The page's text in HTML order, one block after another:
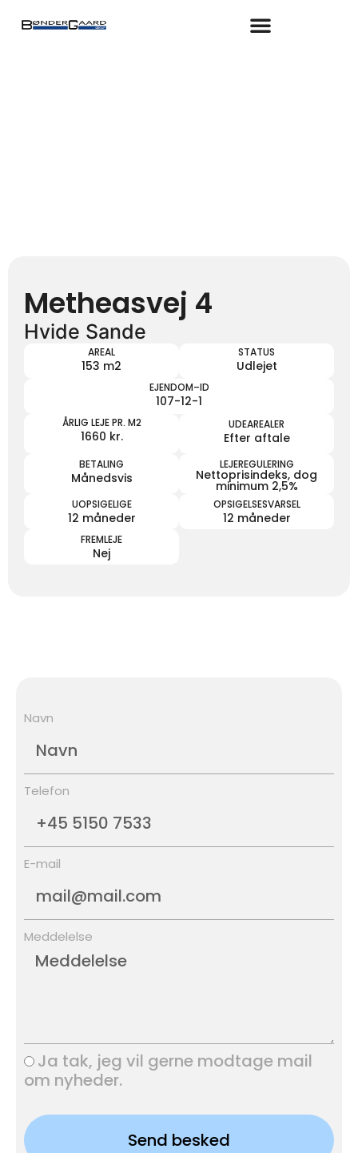
Metheasvej 4
Hvide Sande
AREAL
153 m2
STATUS
Udlejet
EJENDOM–ID
107-12-1
ÅRLIG LEJE PR. M2
1660 kr.
UDEAREALER
Efter aftale
BETALING
Månedsvis
LEJEREGULERING
Nettoprisindeks, dog
minimum 2,5%
UOPSIGELIGE
12 måneder
OPSIGELSESVARSEL
12 måneder
FREMLEJE
Nej
Navn
Telefon
E-mail
Meddelelse
Ja tak, jeg vil gerne modtage mail
om nyheder.
Send besked